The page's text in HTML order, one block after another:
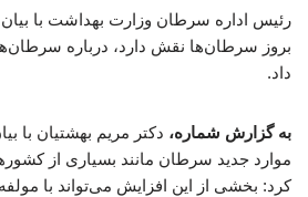
رئیس اداره سرطان وزارت بهداشت با
بروز سرطان‌ها نقش دارد، درباره
داد.
به گزارش شماره، دکتر مریم بهشتیان با
موارد جدید سرطان مانند بسیاری از
کرد: بخشی از این افزایش می‌تواند با